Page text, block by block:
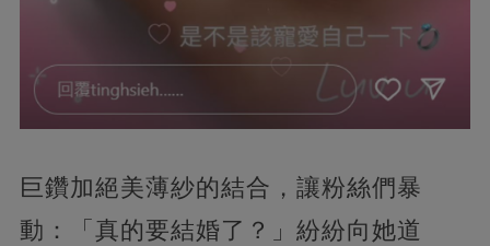
巨鑽加絕美薄紗的結合，讓粉絲們暴
動：「真的要結婚了？」紛紛向她道